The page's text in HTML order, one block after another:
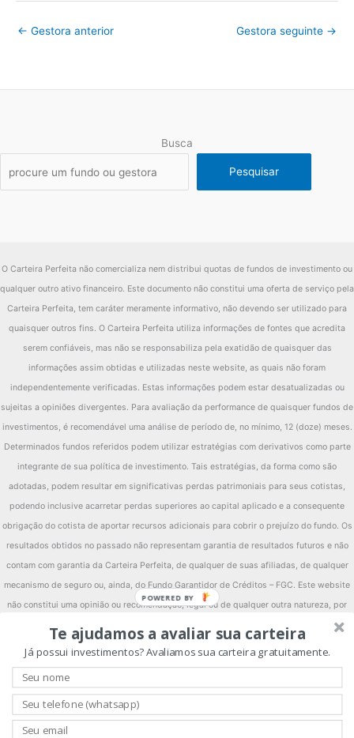
← Gestora anterior Gestora seguinte →
Busca
Pesquisar
O Carteira Perfeita não comercializa nem distribui quotas de fundos de investimento ou
qualquer outro ativo financeiro. Este documento não constitui uma oferta de serviço pela
Carteira Perfeita, tem caráter meramente informativo, não devendo ser utilizado para
quaisquer outros fins. O Carteira Perfeita utiliza informações de fontes que acredita
serem confiáveis, mas não se responsabiliza pela exatidão de quaisquer das
informações assim obtidas e utilizadas neste website, as quais não foram
independentemente verificadas. Estas informações podem estar desatualizadas ou
sujeitas a opiniões divergentes. Para avaliação da performance de quaisquer fundos de
investimentos, é recomendável uma análise de período de, no mínimo, 12 (doze) meses.
Determinados fundos referidos podem utilizar estratégias com derivativos como parte
integrante de sua política de investimento. Tais estratégias, da forma como são
adotadas, podem resultar em significativas perdas patrimoniais para seus cotistas,
podendo inclusive acarretar perdas superiores ao capital aplicado e a consequente
obrigação do cotista de aportar recursos adicionais para cobrir o prejuízo do fundo. Os
resultados obtidos no passado não representam garantia de resultados futuros e não
contam com garantia da Carteira Perfeita, de qualquer de suas afiliadas, de qualquer
mecanismo de seguro ou, ainda, do Fundo Garantidor de Créditos – FGC. Este website
não constitui uma opinião ou recomendação, legal ou de qualquer outra natureza, por
parte da Carteira Perfeita, e não leva em consideração a situação particular de qualquer
pessoa. A utilização das informações aqui contidas se dará exclusivamente por conta e
Carteira Perfeita recomenda ao interessado que consulte seu próprio consultor legal. Ao
investidor é recomendada a leitura cuidadosa dos regulamentos dos fundos e dos
prospectos, se houver, ao aplicar seus recursos. Investimentos implicam na exposição a
Te ajudamos a avaliar sua carteira
Já possui investimentos? Avaliamos sua carteira gratuitamente.
POWERED BY